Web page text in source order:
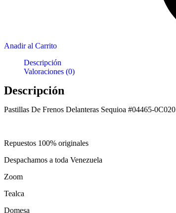
Anadir al Carrito
Descripción
Valoraciones (0)
Descripción
Pastillas De Frenos Delanteras Sequioa #04465-0C020
Repuestos 100% originales
Despachamos a toda Venezuela
Zoom
Tealca
Domesa